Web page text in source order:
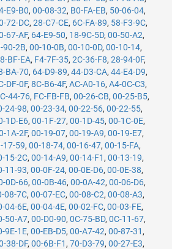
E9-B0, 00-08-32, B0-FA-EB, 50-06-04,
72-DC, 28-C7-CE, 6C-FA-89, 58-F3-9C,
67-AF, 64-E9-50, 18-9C-5D, 00-50-A2,
90-2B, 00-10-0B, 00-10-0D, 00-10-14,
BF-EA, F4-7F-35, 2C-36-F8, 28-94-0F,
BA-70, 64-D9-89, 44-D3-CA, 44-E4-D9,
DF-0F, 8C-B6-4F, AC-A0-16, A4-0C-C3,
44-76, FC-FB-FB, 00-26-CB, 00-25-B5,
24-98, 00-23-34, 00-22-56, 00-22-55,
1D-E6, 00-1F-27, 00-1D-45, 00-1C-0E,
1A-2F, 00-19-07, 00-19-A9, 00-19-E7,
17-59, 00-18-74, 00-16-47, 00-15-FA,
15-2C, 00-14-A9, 00-14-F1 , 00-13-19,
11-93, 00-0F-24, 00-0E-D6, 00-0E-38,
0D-66, 00-0B-46, 00-0A-42, 00-06-D6,
08-7C, 00-07-EC, 00-08-C2, 00-08-A3,
04-6E, 00-04-4E, 00-02-FC, 00-03-FE,
50-A7, 00-D0-90, 0C-75-BD, 0C-11-67,
9E-1E, 00-EB-D5, 00-A7-42, 00-87-31 ,
38-DF, 00-6B-F1 , 70-D3-79, 00-27-E3,